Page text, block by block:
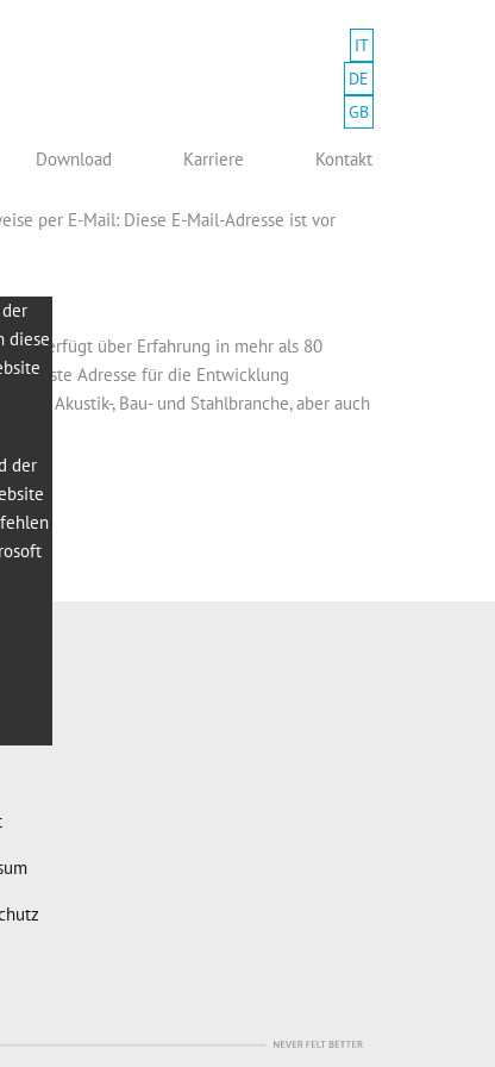
IT
DE
GB
Download Karriere Kontakt
per E-Mail: Diese E-Mail-Adresse ist vor
verfügt über Erfahrung in mehr als 80
erste Adresse für die Entwicklung
, Akustik-, Bau- und Stahlbranche, aber auch
diese
der